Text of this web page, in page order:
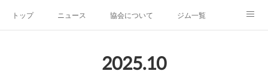
トップ ニュース 協会について ジム一覧
2025.10